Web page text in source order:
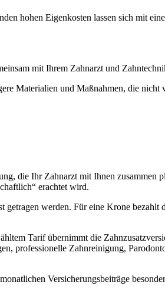
hohen Eigenkosten lassen sich mit
mit Ihrem Zahnarzt und
Materialien und Maßnahmen, die nicht
die Ihr Zahnarzt mit Ihnen zusammen
erachtet wird.
werden. Für eine Krone bezahlt
Tarif übernimmt die
professionelle Zahnreinigung,
Versicherungsbeiträge